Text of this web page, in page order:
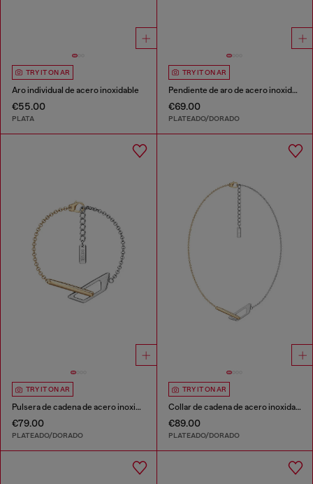
TRY IT ON AR
Aro individual de acero inoxidable
€55.00
PLATA
TRY IT ON AR
Pendiente de aro de acero inoxidable
€69.00
PLATEADO/DORADO
TRY IT ON AR
Pulsera de cadena de acero inoxidable
€79.00
PLATEADO/DORADO
TRY IT ON AR
Collar de cadena de acero inoxidable
€89.00
PLATEADO/DORADO